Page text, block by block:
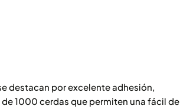
destacan por excelente adhesión,
1000 cerdas que permiten una fácil de